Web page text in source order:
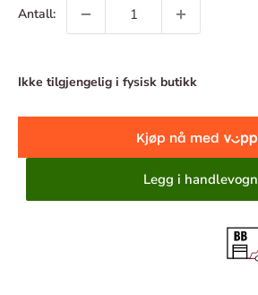
Antall:
Ikke tilgjengelig i fysisk butikk
Legg i handlevogn